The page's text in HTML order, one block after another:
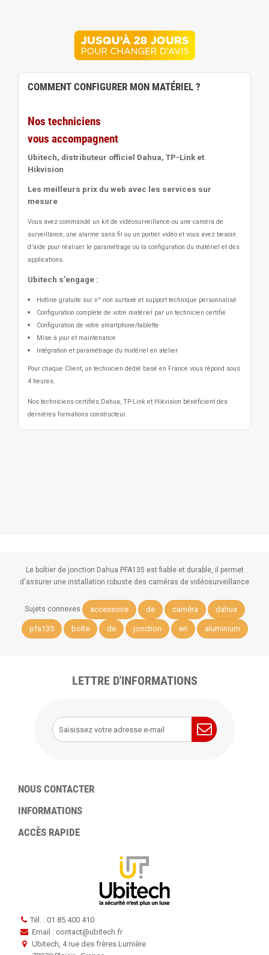
COMMENT CONFIGURER MON MATÉRIEL ?
Nos techniciens
vous accompagnent
Ubitech, distributeur officiel Dahua, TP-Link et
Hikvision
Les meilleurs prix du web avec les services sur
mesure
Vous avez commandé un kit de vidéosurveillance ou une caméra de
surveillance, une alarme sans fil ou un portier vidéo et vous avez besoin
d'aide pour réaliser le paramétrage ou la configuration du matériel et des
applications.
Ubitech s'engage :
Hotline gratuite sur n° non surtaxé et support technique personnalisé
Configuration complète de votre matériel par un technicien certifié
Configuration de votre smartphone/tablette
Mise à jour et maintenance
Intégration et paramétrage du matériel en atelier
Pour chaque Client, un technicien dédié basé en France vous répond sous
4 heures.
Nos techniciens certifiés Dahua, TP-Link et Hikvision bénéficient des
dernières formations constructeur.
Le boîtier de jonction Dahua PFA135 est fiable et durable, il permet
d'assurer une installation robuste des caméras de vidéosurveillance
Sujets connexes accessoire de caméra dahua
pfa135 boîte de jonction en aluminium
LETTRE D'INFORMATIONS
NOUS CONTACTER
INFORMATIONS
ACCÈS RAPIDE
Tél. : 01 85 400 410
Email : contact@ubitech.fr
Ubitech, 4 rue des frères Lumière